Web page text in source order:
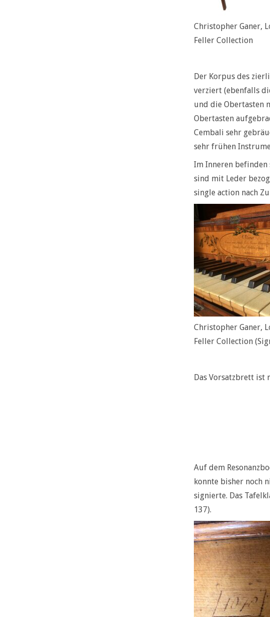
Christopher Ganer,
Feller Collection
Der Korpus des
verziert (ebenfalls
und die Obertasten
Obertasten
Cembali sehr
sehr frühen
Im Inneren befinden
sind mit Leder
single action nach
Christopher Ganer,
Feller Collection
Das Vorsatzbrett ist
Auf dem
konnte bisher noch
signierte. Das
137).